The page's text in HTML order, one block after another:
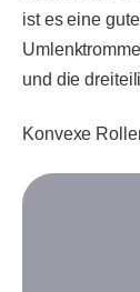
ist es eine
und die
Konvexe